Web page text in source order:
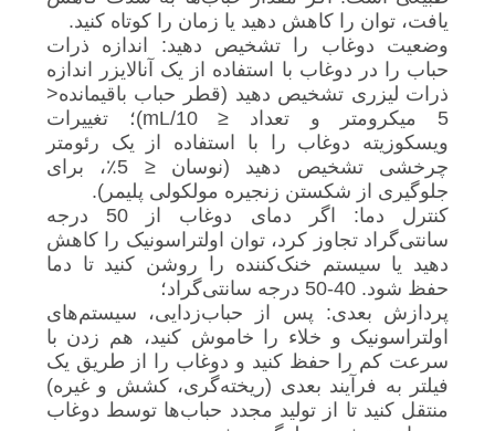
یافت، توان را کاهش دهید یا زمان را کوتاه کنید.
وضعیت دوغاب را تشخیص دهید: اندازه ذرات
حباب را در دوغاب با استفاده از یک آنالایزر اندازه
ذرات لیزری تشخیص دهید (قطر حباب باقیمانده<
5 میکرومتر و تعداد ≤ 10/mL)؛ تغییرات
ویسکوزیته دوغاب را با استفاده از یک رئومتر
چرخشی تشخیص دهید (نوسان ≤ 5٪، برای
جلوگیری از شکستن زنجیره مولکولی پلیمر).
کنترل دما: اگر دمای دوغاب از 50 درجه
سانتی‌گراد تجاوز کرد، توان اولتراسونیک را کاهش
دهید یا سیستم خنک‌کننده را روشن کنید تا دما
حفظ شود. 40-50 درجه سانتی‌گراد؛
پردازش بعدی: پس از حباب‌زدایی، سیستم‌های
اولتراسونیک و خلاء را خاموش کنید، هم زدن با
سرعت کم را حفظ کنید و دوغاب را از طریق یک
فیلتر به فرآیند بعدی (ریخته‌گری، کشش و غیره)
منتقل کنید تا از تولید مجدد حباب‌ها توسط دوغاب